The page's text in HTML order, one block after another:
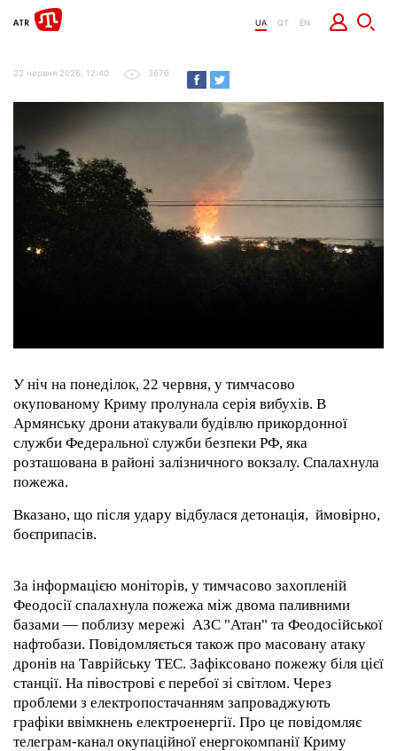
UA QT EN
22 червня 2026, 12:40 3676
У ніч на понеділок, 22 червня, у тимчасово
окупованому Криму пролунала серія вибухів. В
Армянську дрони атакували будівлю прикордонної
служби Федеральної служби безпеки РФ, яка
розташована в районі залізничного вокзалу. Спалахнула
пожежа.
Вказано, що після удару відбулася детонація, ймовірно,
боєприпасів.
За інформацією моніторів, у тимчасово захопленій
Феодосії спалахнула пожежа між двома паливними
базами — поблизу мережі АЗС "Атан" та Феодосійської
нафтобази. Повідомляється також про масовану атаку
дронів на Таврійську ТЕС. Зафіксовано пожежу біля цієї
станції. На півострові є перебої зі світлом. Через
проблеми з електропостачанням запроваджують
графіки ввімкнень електроенергії. Про це повідомляє
телеграм-канал окупаційної енергокомпанії Криму